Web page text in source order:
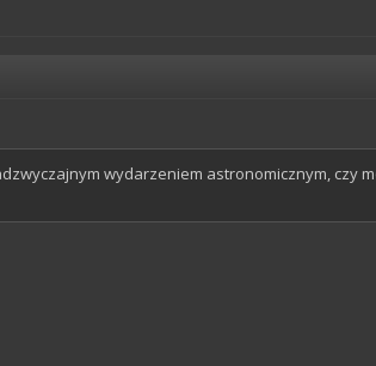
wydarzeniem astronomicznym, czy